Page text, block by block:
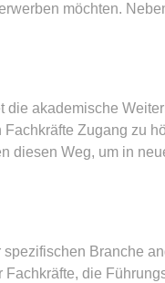
möchten.
die akademische
Zugang zu
diesen Weg, um in
Branche
die